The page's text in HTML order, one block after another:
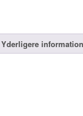
Yderligere information